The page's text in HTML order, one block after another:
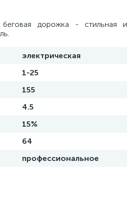
беговая дорожка - стильная и
электрическая
1-25
155
4.5
15%
64
профессиональное